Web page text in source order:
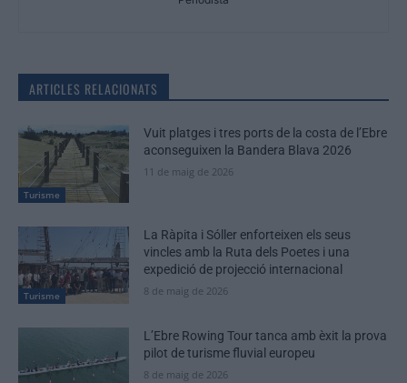
ARTICLES RELACIONATS
Turisme
Vuit platges i tres ports de la costa de l’Ebre
aconseguixen la Bandera Blava 2026
11 de maig de 2026
Turisme
La Ràpita i Sóller enforteixen els seus
vincles amb la Ruta dels Poetes i una
expedició de projecció internacional
8 de maig de 2026
L’Ebre Rowing Tour tanca amb èxit la prova
pilot de turisme fluvial europeu
8 de maig de 2026